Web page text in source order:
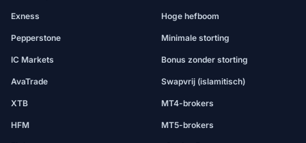
Exness
Pepperstone
IC Markets
AvaTrade
XTB
HFM
Hoge hefboom
Minimale storting
Bonus zonder storting
Swapvrij (islamitisch)
MT4-brokers
MT5-brokers